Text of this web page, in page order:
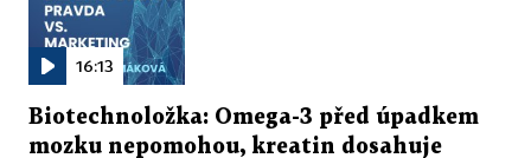
16:13
Biotechnoložka: Omega-3 před úpadkem
mozku nepomohou, kreatin dosahuje